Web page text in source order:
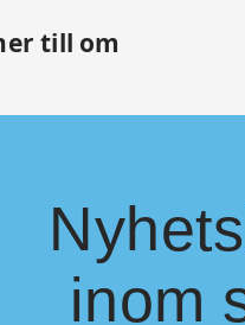
till om
inom